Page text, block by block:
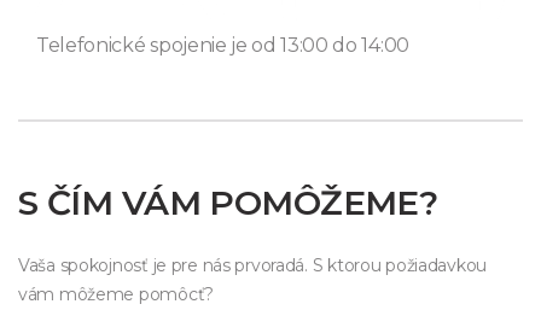
Telefonické spojenie je od 13:00 do 14:00
S ČÍM VÁM POMÔŽEME?
Vaša spokojnosť je pre nás prvoradá. S ktorou požiadavkou
vám môžeme pomôcť?